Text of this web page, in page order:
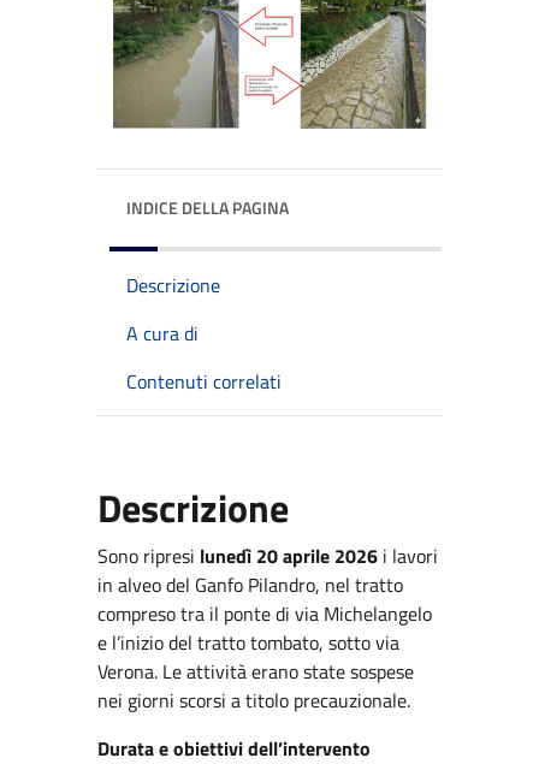
INDICE DELLA PAGINA
Descrizione
A cura di
Contenuti correlati
Descrizione
Sono ripresi lunedì 20 aprile 2026 i lavori
in alveo del Ganfo Pilandro, nel tratto
compreso tra il ponte di via Michelangelo
e l’inizio del tratto tombato, sotto via
Verona. Le attività erano state sospese
nei giorni scorsi a titolo precauzionale.
Durata e obiettivi dell’intervento